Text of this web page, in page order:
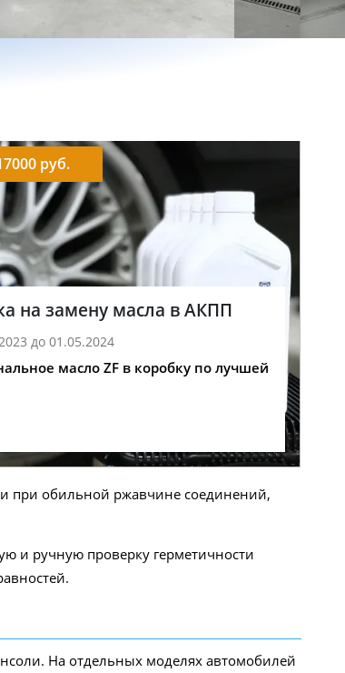
на замену масла в АКПП
до 01.05.2024
руб.
масло ZF в коробку по лучшей
при обильной ржавчине соединений,
и ручную проверку герметичности
На отдельных моделях автомобилей